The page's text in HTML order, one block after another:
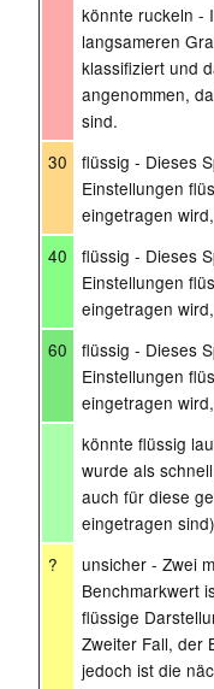
könnte ruckeln -
langsameren
klassifiziert und
angenommen,
sind.
30
flüssig - Dieses
Einstellungen
eingetragen
40
flüssig - Dieses
Einstellungen
eingetragen
60
flüssig - Dieses
Einstellungen
eingetragen
könnte flüssig
wurde als
auch für diese
eingetragen
?
unsicher - Zwei
Benchmarkwert
flüssige
Zweiter Fall, der
jedoch ist die